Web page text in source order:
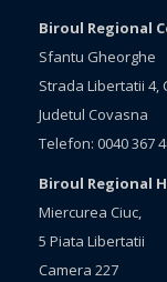
Biroul Regional
Sfantu Gheorghe
Strada Libertatii 4,
Judetul Covasna
Telefon: 0040 367
Biroul Regional
Miercurea Ciuc,
5 Piata Libertatii
Camera 227